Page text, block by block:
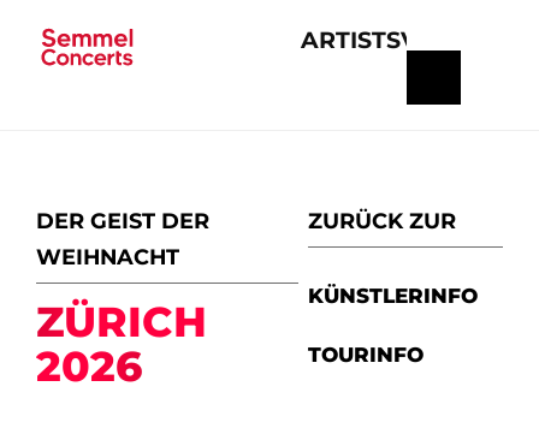
ARTISTS
DER GEIST DER
WEIHNACHT
ZÜRICH
2026
ZURÜCK ZUR
KÜNSTLERINFO
TOURINFO